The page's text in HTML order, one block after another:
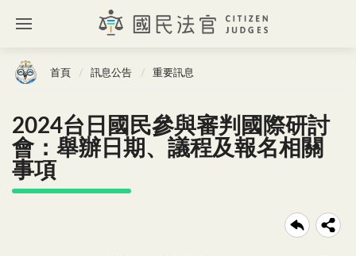
首頁 訊息公告 重要訊息
2024台日國民參與審判國際研討
會：舉辦日期、議程及報名相關
事項